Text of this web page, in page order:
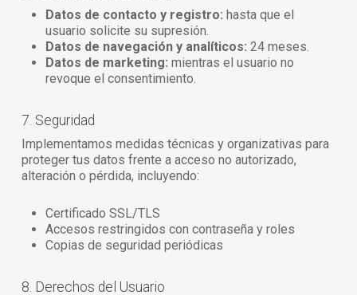
Datos de contacto y registro: hasta que el
usuario solicite su supresión.
Datos de navegación y analíticos: 24 meses.
Datos de marketing: mientras el usuario no
revoque el consentimiento.
7. Seguridad
Implementamos medidas técnicas y organizativas para
proteger tus datos frente a acceso no autorizado,
alteración o pérdida, incluyendo:
Certificado SSL/TLS
Accesos restringidos con contraseña y roles
Copias de seguridad periódicas
8. Derechos del Usuario